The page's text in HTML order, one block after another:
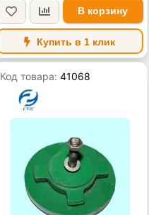
В корзину
Купить в 1 клик
Код товара:41068